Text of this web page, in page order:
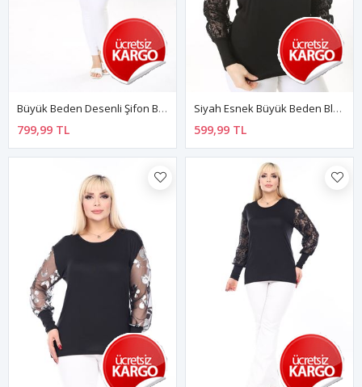
Büyük Beden Desenli Şifon Bluz 18D-2540
799,99 TL
Siyah Esnek Büyük Beden Bluz 7F-2505
599,99 TL